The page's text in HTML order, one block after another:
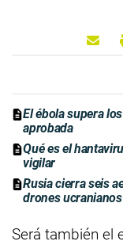
El ébola supera
aprobada
Qué es el
vigilar
Rusia cierra seis
drones ucranianos
Será también el